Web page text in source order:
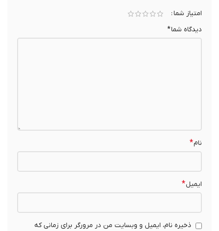
امتیاز شما
دیدگاه شما*
ایمیل*
ذخیره نام، ایمیل و وبسایت من در مرورگر برای زمانی که